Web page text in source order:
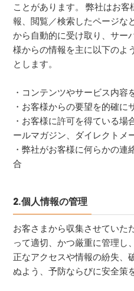
ことがあります。 弊社はお
報、閲覧／検索したページな
から自動的に受け取り、サー
様からの情報を主に以下のよ
とします。
・コンテンツやサービス内容
・お客様からの要望を的確に
・お客様に許可を得ている場
ールマガジン、ダイレクトメ
・弊社がお客様に何らかの
合
2.個人情報の管理
お客さまから収集させていた
って適切、かつ厳重に管理し
正なアクセスや情報の紛失、
ぬよう、予防ならびに安全策